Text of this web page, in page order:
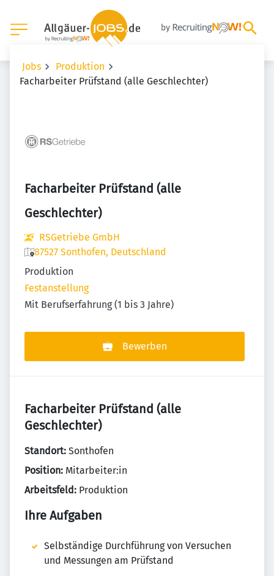
Jobs
Produktion
Facharbeiter Prüfstand (alle Geschlechter)
Facharbeiter Prüfstand (alle
Geschlechter)
RSGetriebe GmbH
87527 Sonthofen, Deutschland
Produktion
Festanstellung
Mit Berufserfahrung (1 bis 3 Jahre)
Bewerben
Facharbeiter Prüfstand (alle
Geschlechter)
Standort: Sonthofen
Position: Mitarbeiter:in
Arbeitsfeld: Produktion
Ihre Aufgaben
Selbständige Durchführung von Versuchen
und Messungen am Prüfstand